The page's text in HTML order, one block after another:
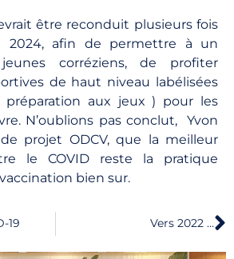
être reconduit plusieurs fois
2024, afin de permettre à un
corréziens, de profiter
de haut niveau labélisées
préparation aux jeux ) pour les
N’oublions pas conclut, Yvon
de projet ODCV, que la meilleur
le COVID reste la pratique
bien sur.
19 Vers 2022 …